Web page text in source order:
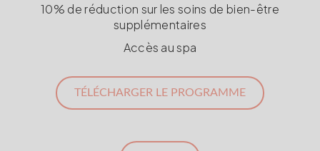
10% de réduction sur les soins de bien-être
supplémentaires
Accès au spa
TÉLÉCHARGER LE PROGRAMME